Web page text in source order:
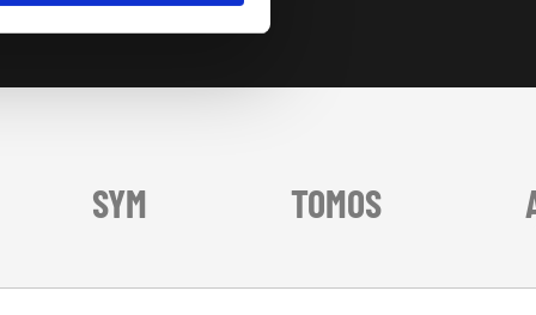
SYM TOMOS AGM